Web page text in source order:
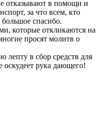
отказывают в помощи и
за что всем, кто
спасибо.
которые откликаются на
просят молитв о
лепту в сбор средств для
рука дающего!